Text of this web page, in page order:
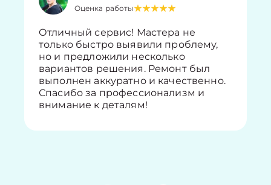
Оценка работы
Отличный сервис! Мастера не
только быстро выявили проблему,
но и предложили несколько
вариантов решения. Ремонт был
выполнен аккуратно и качественно.
Спасибо за профессионализм и
внимание к деталям!